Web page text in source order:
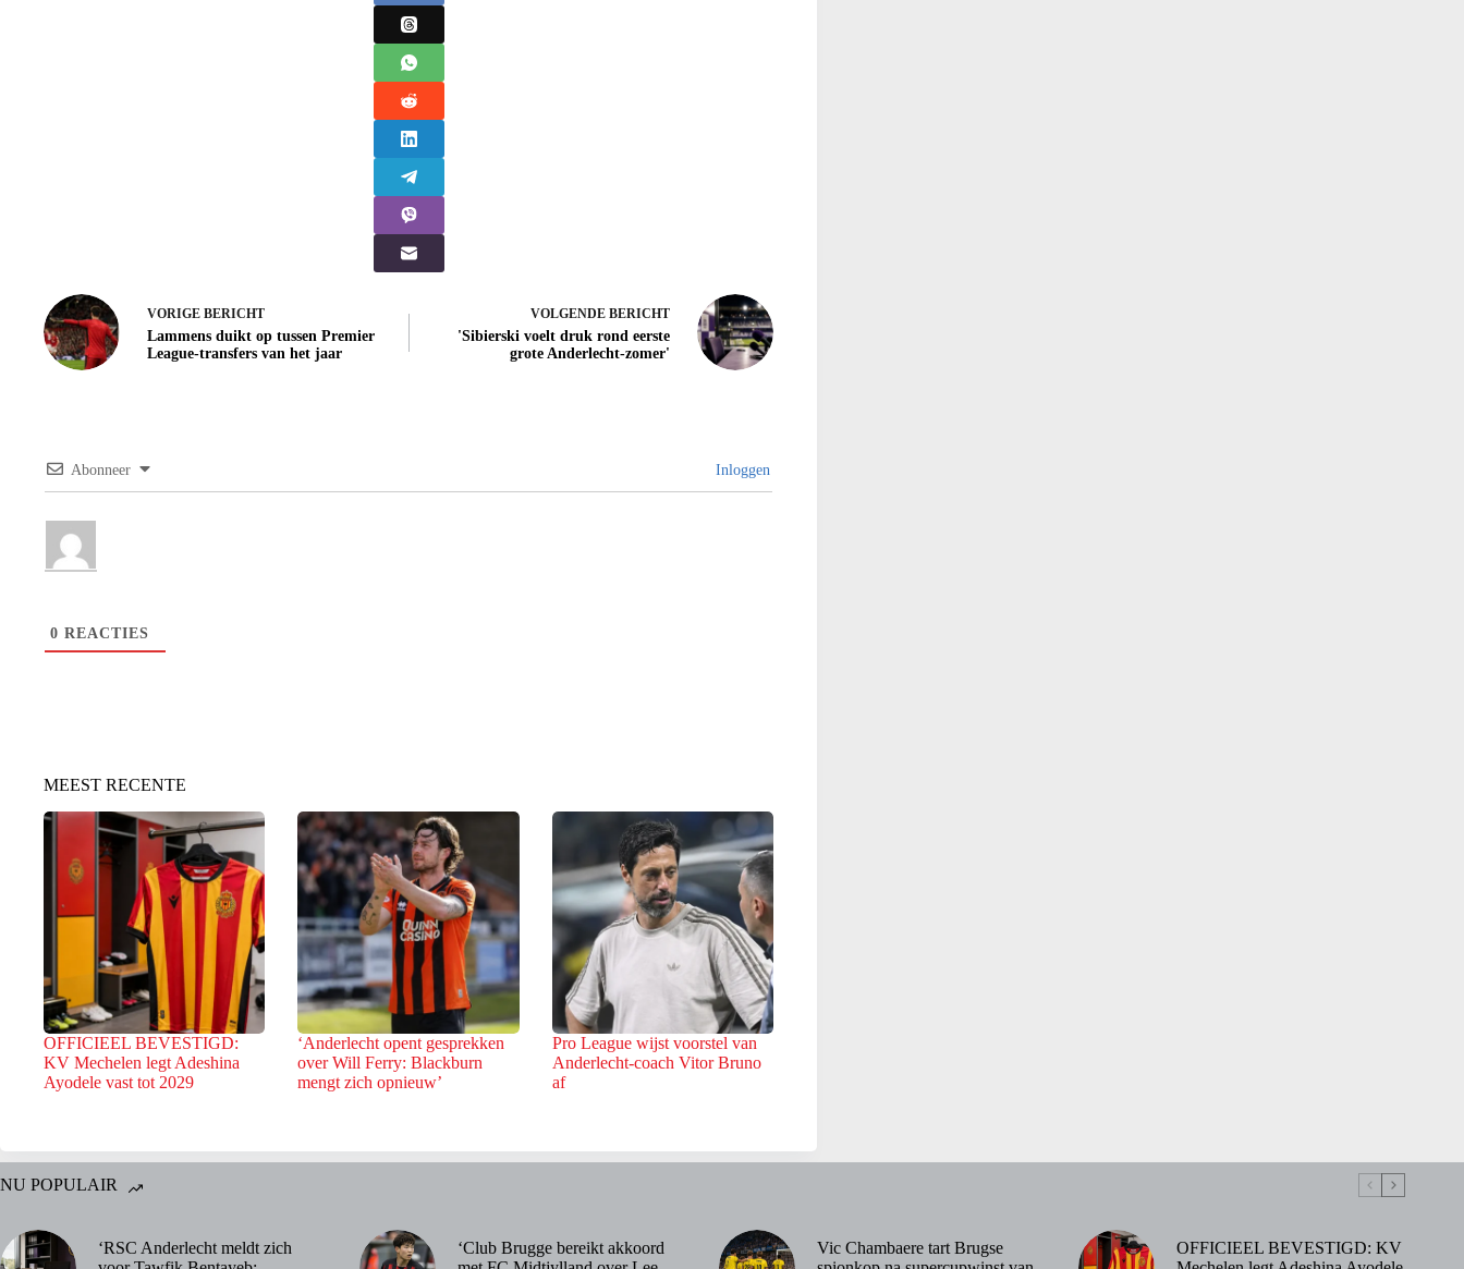
VORIGE BERICHT
Lammens duikt op tussen Premier
League-transfers van het jaar
VOLGENDE BERICHT
'Sibierski voelt druk rond eerste
grote Anderlecht-zomer'
Abonneer Inloggen
0 REACTIES
MEEST RECENTE
OFFICIEEL BEVESTIGD:
KV Mechelen legt Adeshina
Ayodele vast tot 2029
‘Anderlecht opent gesprekken
over Will Ferry: Blackburn
mengt zich opnieuw’
Pro League wijst voorstel van
Anderlecht-coach Vitor Bruno
af
NU POPULAIR
‘RSC Anderlecht meldt zich
‘Club Brugge bereikt akkoord
Vic Chambaere tart Brugse
OFFICIEEL BEVESTIGD: KV